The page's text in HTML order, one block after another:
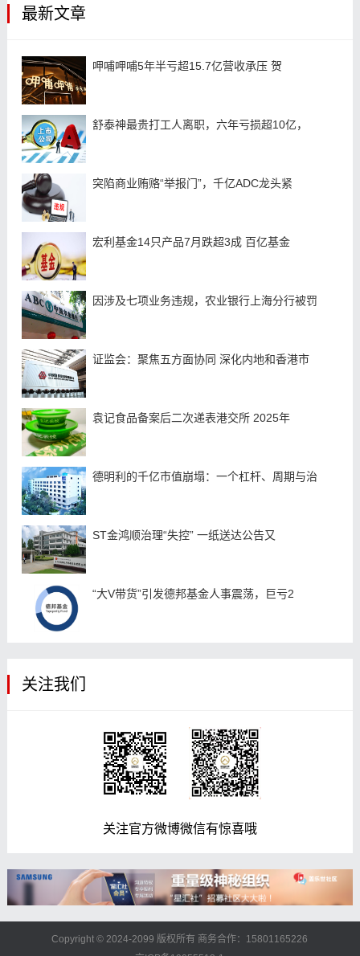
最新文章
呷哺呷哺5年半亏超15.7亿营收承压 贺
舒泰神最贵打工人离职，六年亏损超10亿，
突陷商业贿赂“举报门”，千亿ADC龙头紧
宏利基金14只产品7月跌超3成 百亿基金
因涉及七项业务违规，农业银行上海分行被罚
证监会：聚焦五方面协同 深化内地和香港市
袁记食品备案后二次递表港交所 2025年
德明利的千亿市值崩塌：一个杠杆、周期与治
ST金鸿顺治理“失控” 一纸送达公告又
“大V带货”引发德邦基金人事震荡，巨亏2
关注我们
关注官方微博微信有惊喜哦
Copyright © 2024-2099 版权所有 商务合作：15801165226